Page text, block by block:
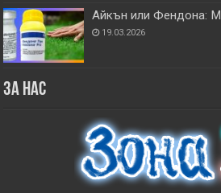
Айкън или Фендона:
19.03.2026
За нас